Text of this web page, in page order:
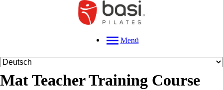
Menü
Mat Teacher Training Course